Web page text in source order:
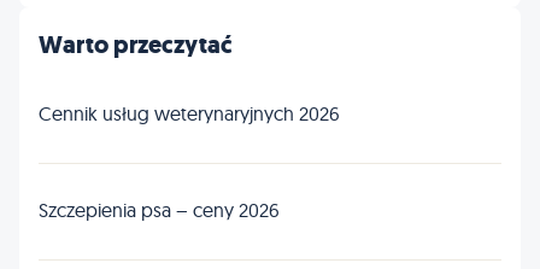
Warto przeczytać
Cennik usług weterynaryjnych 2026
Szczepienia psa – ceny 2026